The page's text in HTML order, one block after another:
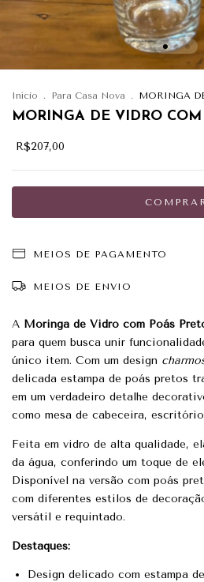
Início . Para Casa Nova . MORINGA
MORINGA DE VIDRO COM
R$207,00
MEIOS DE PAGAMENTO
MEIOS DE ENVIO
A Moringa de Vidro com Poás
para quem busca unir
único item. Com um design
delicada estampa de poás pretos
em um verdadeiro detalhe
como mesa de cabeceira,
Feita em vidro de alta qualidade,
da água, conferindo um toque de
Disponível na versão com poás
com diferentes estilos de
versátil e requintado.
Destaques:
Design delicado com estampa